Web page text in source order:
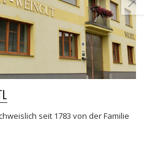
seit 1783 von der Familie